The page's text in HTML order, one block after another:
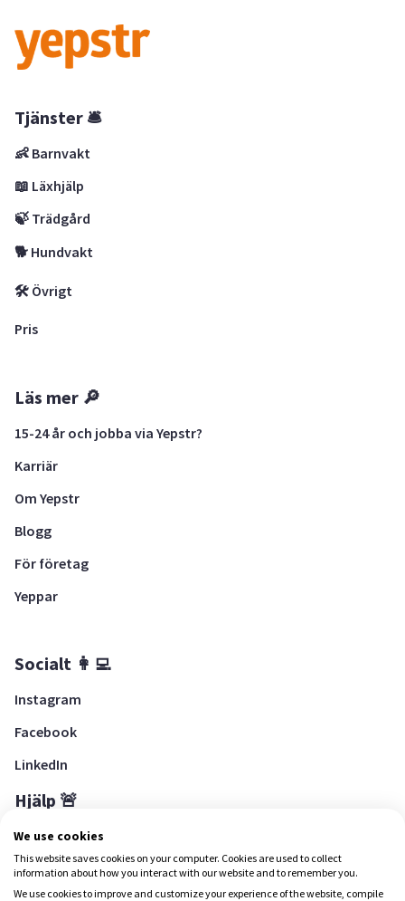
Tjänster 🛎
👶 Barnvakt
📖 Läxhjälp
🍃 Trädgård
🐕 Hundvakt
🛠 Övrigt
Pris
Läs mer 🔎
15-24 år och jobba via Yepstr?
Karriär
Om Yepstr
Blogg
För företag
Yeppar
Socialt 👩‍💻
Instagram
Facebook
LinkedIn
Hjälp 🚨
Hjälpcenter
We use cookies
This website saves cookies on your computer. Cookies are used to collect
information about how you interact with our website and to remember you.
We use cookies to improve and customize your experience of the website, compile